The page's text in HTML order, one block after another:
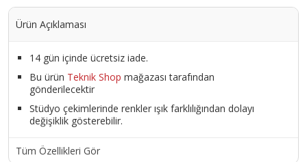
Ürün Açıklaması
14 gün içinde ücretsiz iade.
Bu ürün Teknik Shop mağazası tarafından
gönderilecektir
Stüdyo çekimlerinde renkler ışık farklılığından dolayı
değişiklik gösterebilir.
Tüm Özellikleri Gör